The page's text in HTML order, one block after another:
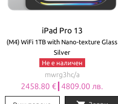
iPad Pro 13
(M4) WiFi 1TB with Nano-texture Glass
Silver
Не е наличен
mwrg3hc/a
2458.80 €┃4809.00 лв.